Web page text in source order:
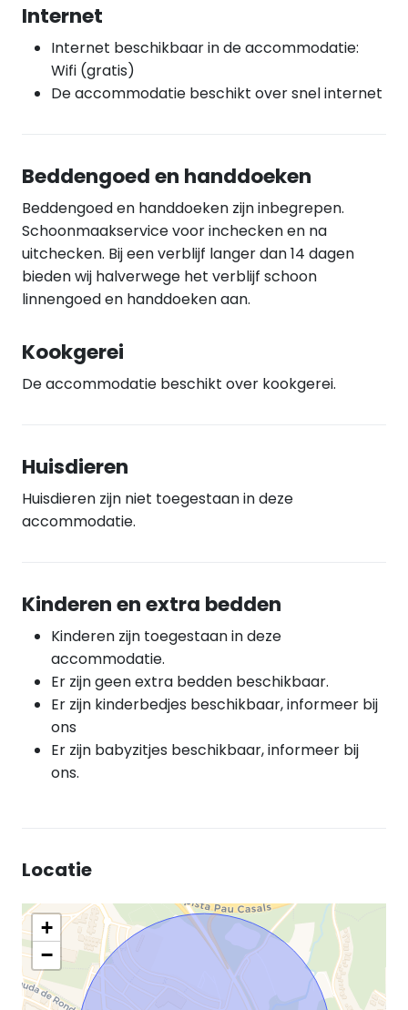
Internet
Internet beschikbaar in de accommodatie:
Wifi (gratis)
De accommodatie beschikt over snel internet
Beddengoed en handdoeken
Beddengoed en handdoeken zijn inbegrepen.
Schoonmaakservice voor inchecken en na
uitchecken. Bij een verblijf langer dan 14 dagen
bieden wij halverwege het verblijf schoon
linnengoed en handdoeken aan.
Kookgerei
De accommodatie beschikt over kookgerei.
Huisdieren
Huisdieren zijn niet toegestaan in deze
accommodatie.
Kinderen en extra bedden
Kinderen zijn toegestaan in deze
accommodatie.
Er zijn geen extra bedden beschikbaar.
Er zijn kinderbedjes beschikbaar, informeer bij
ons
Er zijn babyzitjes beschikbaar, informeer bij
ons.
Locatie
+
−